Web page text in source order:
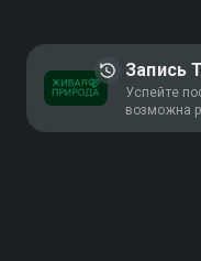
Запись
Успейте
возможна